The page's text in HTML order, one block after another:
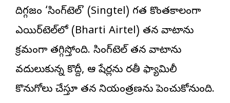
దిగ్గజం ‘సింగ్‌టెల్’ (Singtel) గత కొంతకాలంగా
ఎయిర్‌టెల్‌లో (Bharti Airtel) తన వాటాను
క్రమంగా తగ్గిస్తోంది. సింగ్‌టెల్ తన వాటాను
వదులుకున్న కొద్దీ, ఆ షేర్లను భారతీ ఫ్యామిలీ
కొనుగోలు చేస్తూ తన నియంత్రణను పెంచుకోనుంది.